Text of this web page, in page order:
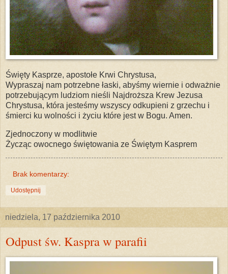
Święty Kasprze, apostołe Krwi Chrystusa,
Wypraszaj nam potrzebne łaski, abyśmy wiernie i odważnie
potrzebującym ludziom nieśli Najdroższa Krew Jezusa
Chrystusa, która jesteśmy wszyscy odkupieni z grzechu i
śmierci ku wolności i życiu które jest w Bogu. Amen.
Zjednoczony w modlitwie
Życząc owocnego świętowania ze Świętym Kasprem
Brak komentarzy:
Udostępnij
niedziela, 17 października 2010
Odpust św. Kaspra w parafii